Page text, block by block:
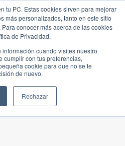
tu PC. Estas cookies sirven para mejorar
más personalizados, tanto en este sitio
conocer más acerca de las cookies
de Privacidad.
cuando visites nuestro
cumplir con tus preferencias,
cookie para que no se te
de nuevo.
Rechazar